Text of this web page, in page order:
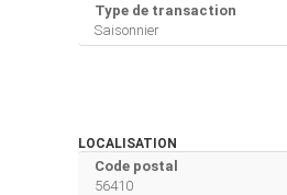
Type de transaction
Saisonnier
LOCALISATION
Code postal
56410